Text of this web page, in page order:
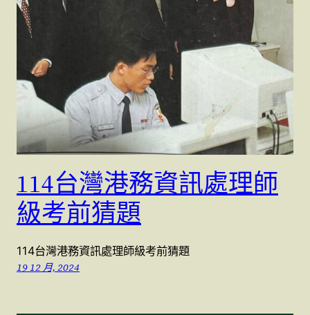
114台灣港務資訊處理師
級考前猜題
114台灣港務資訊處理師級考前猜題
19 12 月, 2024